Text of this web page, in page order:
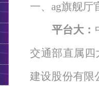
一、 ag旗舰厅
平台大 ：
交通部直属
建设股份有限